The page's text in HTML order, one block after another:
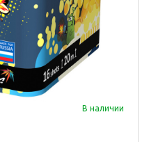
В наличии